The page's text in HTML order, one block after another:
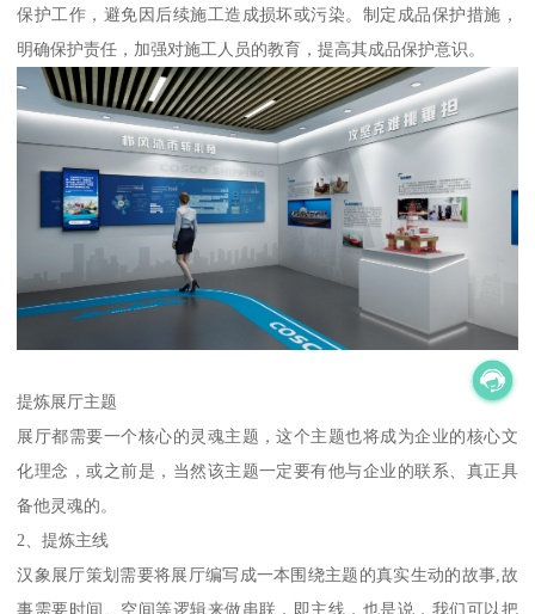
保护工作，避免因后续施工造成损坏或污染。制定成品保护措施，
明确保护责任，加强对施工人员的教育，提高其成品保护意识。
提炼展厅主题
展厅都需要一个核心的灵魂主题，这个主题也将成为企业的核心文
化理念，或之前是，当然该主题一定要有他与企业的联系、真正具
备他灵魂的。
2、提炼主线
汉象展厅策划需要将展厅编写成一本围绕主题的真实生动的故事,故
事需要时间、空间等逻辑来做串联，即主线，也是说，我们可以把